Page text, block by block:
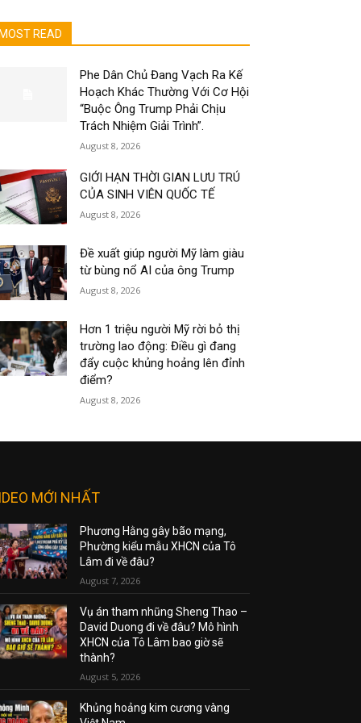
MOST READ
Phe Dân Chủ Đang Vạch Ra Kế
Hoạch Khác Thường Với Cơ Hội
“Buộc Ông Trump Phải Chịu
Trách Nhiệm Giải Trình”.
August 8, 2026
GIỚI HẠN THỜI GIAN LƯU TRÚ
CỦA SINH VIÊN QUỐC TẾ
August 8, 2026
Đề xuất giúp người Mỹ làm giàu
từ bùng nổ AI của ông Trump
August 8, 2026
Hơn 1 triệu người Mỹ rời bỏ thị
trường lao động: Điều gì đang
đẩy cuộc khủng hoảng lên đỉnh
điểm?
August 8, 2026
MỚI NHẤT
Phương Hằng gây bão mạng,
Phường kiểu mẫu XHCN của Tô
Lâm đi về đâu?
August 7, 2026
Vụ án tham nhũng Sheng Thao –
David Duong đi về đâu? Mô hình
XHCN của Tô Lâm bao giờ sẽ
thành?
August 5, 2026
Khủng hoảng kim cương vàng